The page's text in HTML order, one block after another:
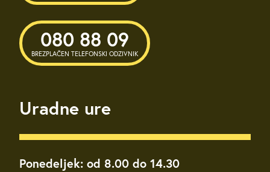
080 88 09
BREZPLAČEN TELEFONSKI ODZIVNIK
Uradne ure
Ponedeljek: od 8.00 do 14.30